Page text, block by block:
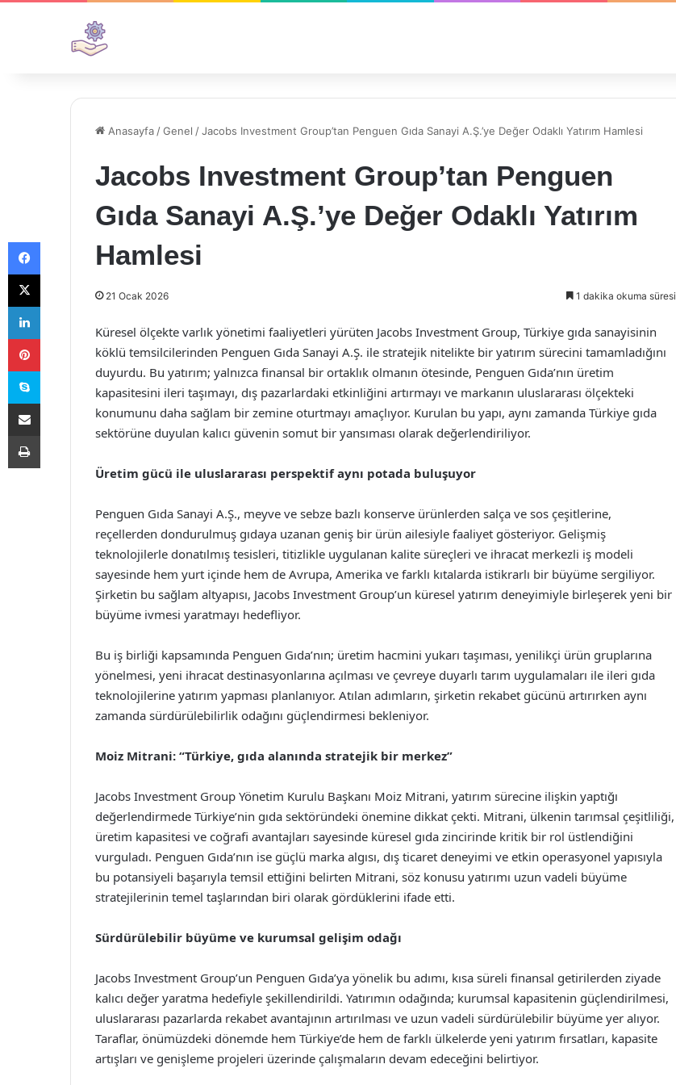
Anasayfa /Genel /Jacobs Investment Group’tan Penguen Gıda Sanayi A.Ş.’ye Değer Odaklı Yatırım Hamlesi
Jacobs Investment Group’tan Penguen
Gıda Sanayi A.Ş.’ye Değer Odaklı Yatırım
Hamlesi
21 Ocak 2026 1 dakika okuma süresi
Küresel ölçekte varlık yönetimi faaliyetleri yürüten Jacobs Investment Group, Türkiye gıda sanayisinin
köklü temsilcilerinden Penguen Gıda Sanayi A.Ş. ile stratejik nitelikte bir yatırım sürecini tamamladığını
duyurdu. Bu yatırım; yalnızca finansal bir ortaklık olmanın ötesinde, Penguen Gıda’nın üretim
kapasitesini ileri taşımayı, dış pazarlardaki etkinliğini artırmayı ve markanın uluslararası ölçekteki
konumunu daha sağlam bir zemine oturtmayı amaçlıyor. Kurulan bu yapı, aynı zamanda Türkiye gıda
sektörüne duyulan kalıcı güvenin somut bir yansıması olarak değerlendiriliyor.
Üretim gücü ile uluslararası perspektif aynı potada buluşuyor
Penguen Gıda Sanayi A.Ş., meyve ve sebze bazlı konserve ürünlerden salça ve sos çeşitlerine,
reçellerden dondurulmuş gıdaya uzanan geniş bir ürün ailesiyle faaliyet gösteriyor. Gelişmiş
teknolojilerle donatılmış tesisleri, titizlikle uygulanan kalite süreçleri ve ihracat merkezli iş modeli
sayesinde hem yurt içinde hem de Avrupa, Amerika ve farklı kıtalarda istikrarlı bir büyüme sergiliyor.
Şirketin bu sağlam altyapısı, Jacobs Investment Group’un küresel yatırım deneyimiyle birleşerek yeni bir
büyüme ivmesi yaratmayı hedefliyor.
Bu iş birliği kapsamında Penguen Gıda’nın; üretim hacmini yukarı taşıması, yenilikçi ürün gruplarına
yönelmesi, yeni ihracat destinasyonlarına açılması ve çevreye duyarlı tarım uygulamaları ile ileri gıda
teknolojilerine yatırım yapması planlanıyor. Atılan adımların, şirketin rekabet gücünü artırırken aynı
zamanda sürdürülebilirlik odağını güçlendirmesi bekleniyor.
Moiz Mitrani: “Türkiye, gıda alanında stratejik bir merkez”
Jacobs Investment Group Yönetim Kurulu Başkanı Moiz Mitrani, yatırım sürecine ilişkin yaptığı
değerlendirmede Türkiye’nin gıda sektöründeki önemine dikkat çekti. Mitrani, ülkenin tarımsal çeşitliliği,
üretim kapasitesi ve coğrafi avantajları sayesinde küresel gıda zincirinde kritik bir rol üstlendiğini
vurguladı. Penguen Gıda’nın ise güçlü marka algısı, dış ticaret deneyimi ve etkin operasyonel yapısıyla
bu potansiyeli başarıyla temsil ettiğini belirten Mitrani, söz konusu yatırımı uzun vadeli büyüme
stratejilerinin temel taşlarından biri olarak gördüklerini ifade etti.
Sürdürülebilir büyüme ve kurumsal gelişim odağı
Jacobs Investment Group’un Penguen Gıda’ya yönelik bu adımı, kısa süreli finansal getirilerden ziyade
kalıcı değer yaratma hedefiyle şekillendirildi. Yatırımın odağında; kurumsal kapasitenin güçlendirilmesi,
uluslararası pazarlarda rekabet avantajının artırılması ve uzun vadeli sürdürülebilir büyüme yer alıyor.
Taraflar, önümüzdeki dönemde hem Türkiye’de hem de farklı ülkelerde yeni yatırım fırsatları, kapasite
artışları ve genişleme projeleri üzerinde çalışmaların devam edeceğini belirtiyor.
Facebook
X
LinkedIn
Pinterest
Skype
E-Posta ile paylaş